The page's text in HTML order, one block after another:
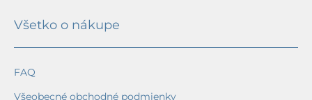
Všetko o nákupe
FAQ
Všeobecné obchodné podmienky